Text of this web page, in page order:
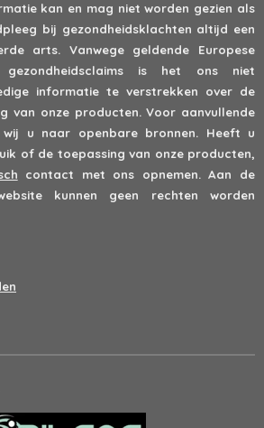
kan en mag niet worden gezien als
bij gezondheidsklachten altijd een
arts. Vanwege geldende Europese
gezondheidsclaims is het ons niet
informatie te verstrekken over de
van onze producten. Voor aanvullende
wij u naar openbare bronnen. Heeft u
of de toepassing van onze producten,
contact met ons opnemen. Aan de
kunnen geen rechten worden